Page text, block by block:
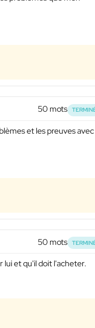
50 mots
et les preuves avec
50 mots
et qu'il doit l'acheter.